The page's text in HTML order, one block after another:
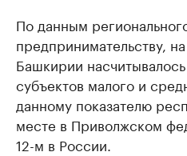
По данным
предпринимательству,
Башкирии
субъектов малого и
данному показателю
месте в Приволжском
12-м в России.